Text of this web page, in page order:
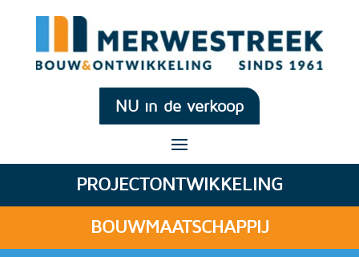
NU in de verkoop
PROJECTONTWIKKELING
BOUWMAATSCHAPPIJ